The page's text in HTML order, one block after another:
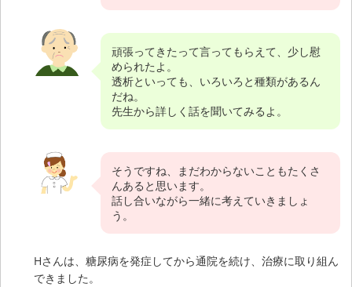
頑張ってきたって言ってもらえて、少し慰
められたよ。
透析といっても、いろいろと種類があるん
だね。
先生から詳しく話を聞いてみるよ。
そうですね、まだわからないこともたくさ
んあると思います。
話し合いながら一緒に考えていきましょ
う。
Hさんは、糖尿病を発症してから通院を続け、治療に取り組ん
できました。